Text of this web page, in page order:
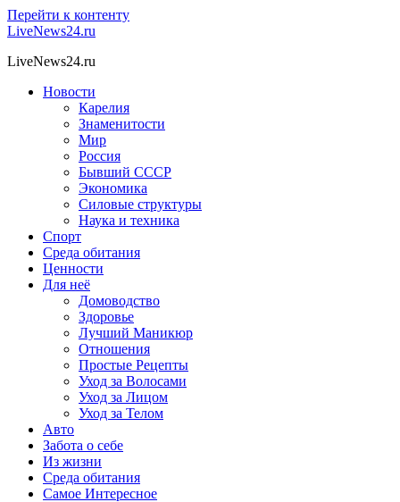
Перейти к контенту
LiveNews24.ru
LiveNews24.ru
Новости
Карелия
Знаменитости
Мир
Россия
Бывший СССР
Экономика
Силовые структуры
Наука и техника
Спорт
Среда обитания
Ценности
Для неё
Домоводство
Здоровье
Лучший Маникюр
Отношения
Простые Рецепты
Уход за Волосами
Уход за Лицом
Уход за Телом
Авто
Забота о себе
Из жизни
Среда обитания
Самое Интересное